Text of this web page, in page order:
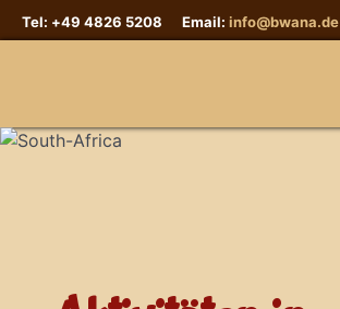
Tel: +49 4826 5208 Email: info@bwana.de